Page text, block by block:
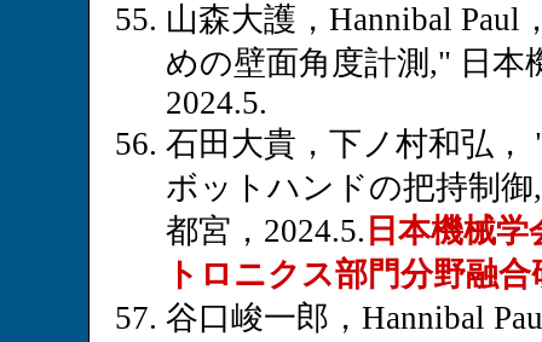
山森大護，Hannibal
めの壁面角度計測," 日本
2024.5.
石田大貴，下ノ村和弘
ボットハンドの把持制
都宮，2024.5. 日本機械
トロニクス部門分野融
谷口峻一郎，Hannibal